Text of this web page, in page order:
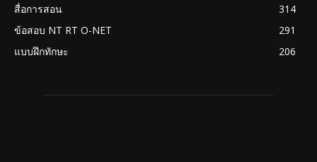
สื่อการสอน
314
ข้อสอบ NT RT O-NET
291
แบบฝึกทักษะ
206